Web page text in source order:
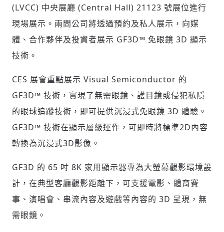
(LVCC) 中央展廳 (Central Hall) 21123 號展位進行
現場展示。兩間公司將透過預約及私人展示，向媒
體、合作夥伴及投資者展示 GF3D™ 免眼鏡 3D 顯示
技術。
CES 展會重點展示 Visual Semiconductor 的
GF3D™ 技術，實現了無需眼鏡、護目鏡或侵犯私隱
的眼球追蹤技術，即可提供沉浸式免眼鏡 3D 體驗。
GF3D™ 技術在顯示層級運作，可即時將標準2D內容
轉換為沉浸式3D影像。
GF3D 的 65 吋 8K 家用顯示器專為大螢幕觀影環境設
計，在典型客廳觀影距離下，可支援電影、體育賽
事、演唱會、串流內容及遊戲等內容的 3D 呈現，無
需眼鏡。